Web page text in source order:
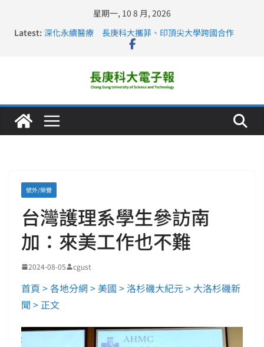
星期一, 10 8 月, 2026
Latest: 深化永續醫療 長庚科大攜菲、印頂尖大學跨國合作
長庚科大訪凱瑟醫療集團、美容學校收穫豐
仁德醫專與長庚科大締結策略聯盟 培育護理尖兵
長庚科大連四年穩居《遠見》醫學大學第5名 辦學實力再
號外/榮譽
台灣護理系學生參訪南
加：來美工作也不難
2024-08-05 cgust
首頁 > 各地分網 > 美國 > 洛杉磯大紀元 > 大洛杉磯新
聞 > 正文